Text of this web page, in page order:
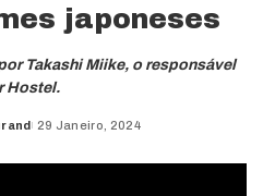
japoneses
Takashi Miike, o responsável
Hostel.
29 Janeiro, 2024